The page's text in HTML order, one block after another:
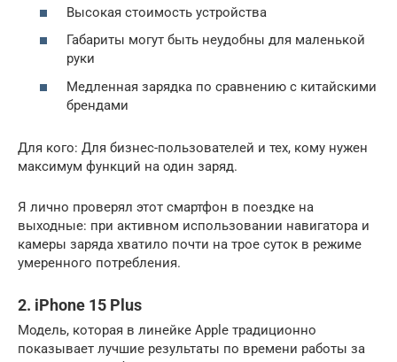
Высокая стоимость устройства
Габариты могут быть неудобны для маленькой
руки
Медленная зарядка по сравнению с китайскими
брендами
Для кого: Для бизнес-пользователей и тех, кому нужен
максимум функций на один заряд.
Я лично проверял этот смартфон в поездке на
выходные: при активном использовании навигатора и
камеры заряда хватило почти на трое суток в режиме
умеренного потребления.
2. iPhone 15 Plus
Модель, которая в линейке Apple традиционно
показывает лучшие результаты по времени работы за